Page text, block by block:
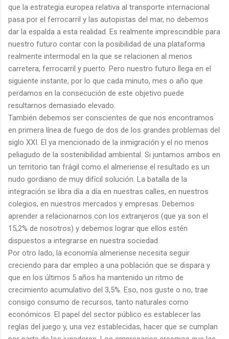
que la estrategia europea relativa al transporte internacional
pasa por el ferrocarril y las autopistas del mar, no debemos
dar la espalda a esta realidad. Es realmente imprescindible para
nuestro futuro contar con la posibilidad de una plataforma
realmente intermodal en la que se relacionen al menos
carretera, ferrocarril y puerto. Pero nuestro futuro llega en el
siguiente instante, por lo que cada minuto, mes o año que
perdamos en la consecución de este objetivo puede
resultarnos demasiado elevado.
También debemos ser conscientes de que nos encontramos
en primera línea de fuego de dos de los grandes problemas del
siglo XXI. El ya mencionado de la inmigración y el no menos
peliagudo de la sostenibilidad ambiental. Si juntamos ambos en
un territorio tan frágil como el almeriense el resultado es un
nudo gordiano de muy difícil solución. La batalla de la
integración se libra día a día en nuestras calles, en nuestros
colegios, en nuestros mercados y empresas. Debemos
aprender a relacionarnos con los extranjeros (que ya son el
15,2% de nosotros) y debemos lograr que ellos estén
dispuestos a integrarse en nuestra sociedad.
Por otro lado, la economía almeriense necesita seguir
creciendo para dar empleo a una población que se dispara y
que en los últimos 5 años ha mantenido un ritmo de
crecimiento acumulativo del 3,5%. Eso, nos guste o no, trae
consigo consumo de recursos, tanto naturales como
económicos. El papel del sector público es establecer las
reglas del juego y, una vez establecidas, hacer que se cumplan